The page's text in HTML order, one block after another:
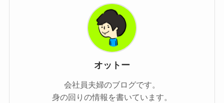
オットー
会社員夫婦のブログです。
身の回りの情報を書いています。